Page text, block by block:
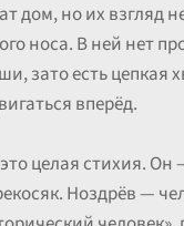
дом, но их взгляд
носа. В ней нет
зато есть цепкая
вперёд.
целая стихия. Он
Ноздрёв —